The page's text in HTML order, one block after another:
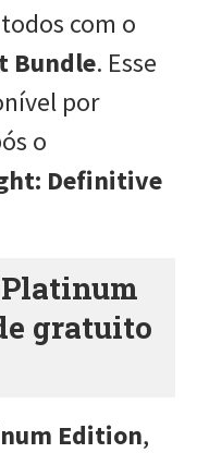
com o
Bundle. Esse
por
o
Definitive
gratuito
Edition,